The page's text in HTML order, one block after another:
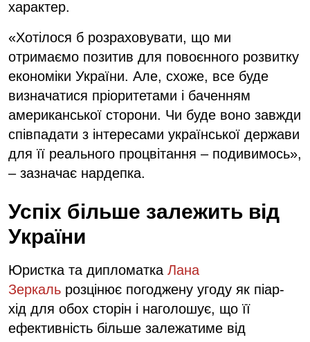
характер.
«Хотілося б розраховувати, що ми
отримаємо позитив для повоєнного розвитку
економіки України. Але, схоже, все буде
визначатися пріоритетами і баченням
американської сторони. Чи буде воно завжди
співпадати з інтересами української держави
для її реального процвітання – подивимось»,
– зазначає нардепка.
Успіх більше залежить від
України
Юристка та дипломатка Лана
Зеркаль розцінює погоджену угоду як піар-
хід для обох сторін і наголошує, що її
ефективність більше залежатиме від